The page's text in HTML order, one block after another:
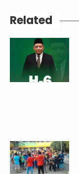
Related